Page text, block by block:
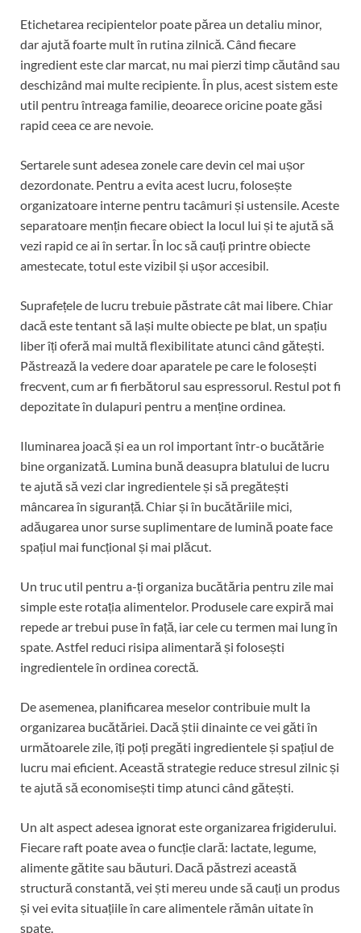
Etichetarea recipientelor poate părea un detaliu minor,
dar ajută foarte mult în rutina zilnică. Când fiecare
ingredient este clar marcat, nu mai pierzi timp căutând sau
deschizând mai multe recipiente. În plus, acest sistem este
util pentru întreaga familie, deoarece oricine poate găsi
rapid ceea ce are nevoie.
Sertarele sunt adesea zonele care devin cel mai ușor
dezordonate. Pentru a evita acest lucru, folosește
organizatoare interne pentru tacâmuri și ustensile. Aceste
separatoare mențin fiecare obiect la locul lui și te ajută să
vezi rapid ce ai în sertar. În loc să cauți printre obiecte
amestecate, totul este vizibil și ușor accesibil.
Suprafețele de lucru trebuie păstrate cât mai libere. Chiar
dacă este tentant să lași multe obiecte pe blat, un spațiu
liber îți oferă mai multă flexibilitate atunci când gătești.
Păstrează la vedere doar aparatele pe care le folosești
frecvent, cum ar fi fierbătorul sau espressorul. Restul pot fi
depozitate în dulapuri pentru a menține ordinea.
Iluminarea joacă și ea un rol important într-o bucătărie
bine organizată. Lumina bună deasupra blatului de lucru
te ajută să vezi clar ingredientele și să pregătești
mâncarea în siguranță. Chiar și în bucătăriile mici,
adăugarea unor surse suplimentare de lumină poate face
spațiul mai funcțional și mai plăcut.
Un truc util pentru a-ți organiza bucătăria pentru zile mai
simple este rotația alimentelor. Produsele care expiră mai
repede ar trebui puse în față, iar cele cu termen mai lung în
spate. Astfel reduci risipa alimentară și folosești
ingredientele în ordinea corectă.
De asemenea, planificarea meselor contribuie mult la
organizarea bucătăriei. Dacă știi dinainte ce vei găti în
următoarele zile, îți poți pregăti ingredientele și spațiul de
lucru mai eficient. Această strategie reduce stresul zilnic și
te ajută să economisești timp atunci când gătești.
Un alt aspect adesea ignorat este organizarea frigiderului.
Fiecare raft poate avea o funcție clară: lactate, legume,
alimente gătite sau băuturi. Dacă păstrezi această
structură constantă, vei ști mereu unde să cauți un produs
și vei evita situațiile în care alimentele rămân uitate în
spate.